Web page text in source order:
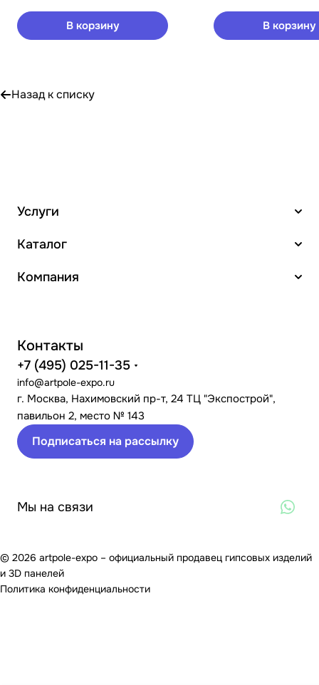
В корзину В корзину
Назад к списку
Услуги
Каталог
Компания
Контакты
+7 (495) 025-11-35
info@artpole-expo.ru
г. Москва, Нахимовский пр-т, 24 ТЦ "Экспострой",
павильон 2, место № 143
Подписаться на рассылку
Мы на связи
© 2026 artpole-expo – официальный продавец гипсовых изделий
и 3D панелей
Политика конфиденциальности